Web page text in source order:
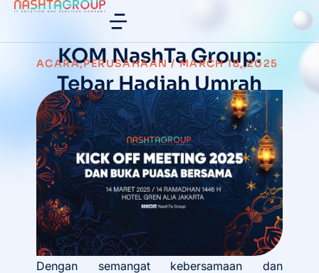
ACARA,PERUSAHAAN / MARCH 18, 2025
KOM NashTa Group:
Tebar Hadiah Umrah
Bagi Karyawan
Dengan semangat kebersamaan dan